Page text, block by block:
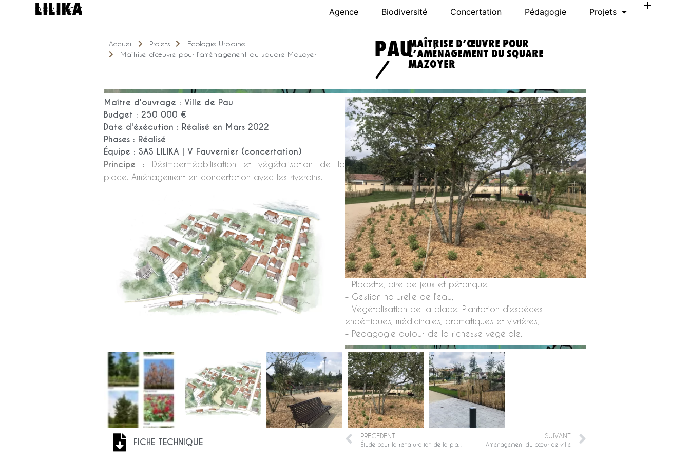
LILIKA
paysage Agence Biodiversité Concertation Pédagogie Projets
Accueil Projets
Écologie Urbaine
Maîtrise d’œuvre pour l’aménagement du square Mazoyer
PAU
/
MAÎTRISE D’ŒUVRE POUR
L’AMÉNAGEMENT DU SQUARE
MAZOYER
Maître d'ouvrage : Ville de Pau
Budget : 250 000 €
Date d'éxécution : Réalisé en Mars 2022
Phases : Réalisé
Équipe : SAS LILIKA | V Fauvernier (concertation)
Principe :
Désimperméabilisation et végétalisation de la
place. Aménagement en concertation avec les riverains.
– Placette, aire de jeux et pétanque.
– Gestion naturelle de l’eau,
– Végétalisation de la place. Plantation d’espèces
endémiques, médicinales, aromatiques et vivrières,
– Pédagogie autour de la richesse végétale.
FICHE TECHNIQUE
PRÉCÉDENT SUIVANT
Aménagement du cœur de ville